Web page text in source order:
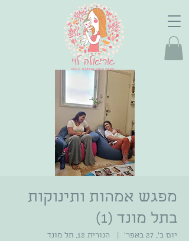
מפגש אמהות ותינוקות
בתל מונד (1)
יום ב׳, 27 באפר׳ הנורית 12, תל מונד